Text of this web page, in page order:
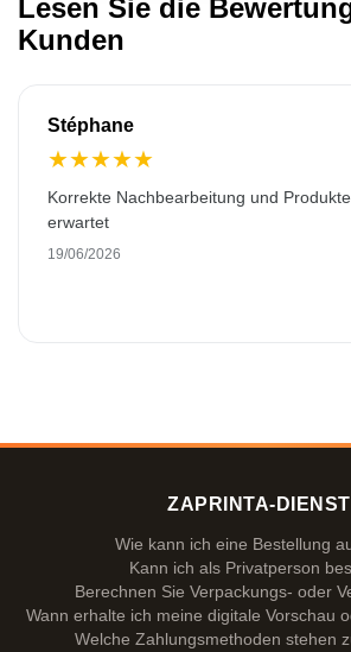
Lesen Sie die
Kunden
Stéphane
★★★★★
Korrekte Nachbearbeitung und
erwartet
19/06/2026
ZAPRINTA-
Wie kann ich eine Bestellung
Kann ich als Privatperson
Berechnen Sie Verpackungs- oder
Wann erhalte ich meine digitale Vorschau
Welche Zahlungsmethoden stehen